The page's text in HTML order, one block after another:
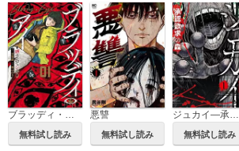
ブラッディ・アイ－晒されてシネ－
無料試し読み
悪讐
無料試し読み
ジュカイ―承認欲求の森―
無料試し読み